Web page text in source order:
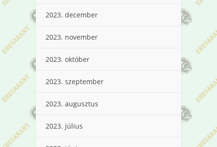
2023. december
2023. november
2023. október
2023. szeptember
2023. augusztus
2023. július